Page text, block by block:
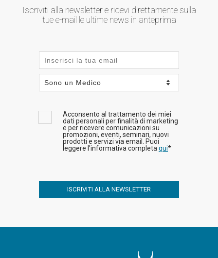
Iscriviti alla newsletter e ricevi direttamente sulla
tue e-mail le ultime news in anteprima
Acconsento al trattamento dei miei
dati personali per finalità di marketing
e per ricevere comunicazioni su
promozioni, eventi, seminari, nuovi
prodotti e servizi via email. Puoi
leggere l'informativa completa qui*
ISCRIVITI ALLA NEWSLETTER